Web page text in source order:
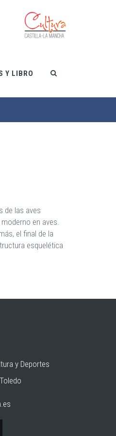
Y LIBRO
de las aves
en aves.
el final de la
esquelética
y Deportes